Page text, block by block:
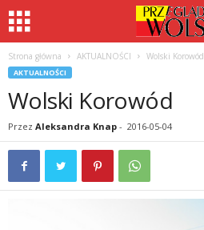
Strona główna AKTUALNOŚCI Wolski Korowód
AKTUALNOŚCI
Wolski Korowód
Przez Aleksandra Knap - 2016-05-04